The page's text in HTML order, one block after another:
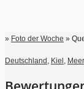
» Foto der Woche »
Deutschland , Kiel , Meer